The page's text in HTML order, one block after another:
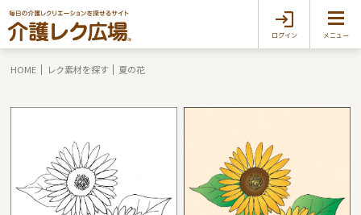
ログイン メニュー
HOME レク素材を探す 夏の花